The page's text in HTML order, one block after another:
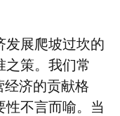
发展爬坡过坎的
之策。我们常
经济的贡献格
性不言而喻。当